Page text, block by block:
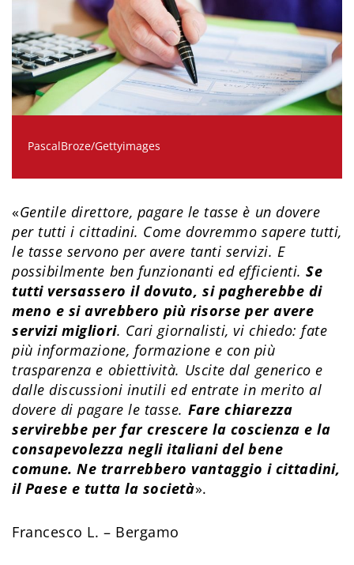
PascalBroze/Gettyimages
«Gentile direttore, pagare le tasse è un dovere
per tutti i cittadini. Come dovremmo sapere tutti,
le tasse servono per avere tanti servizi. E
possibilmente ben funzionanti ed efficienti.Se
tutti versassero il dovuto, si pagherebbe di
meno e si avrebbero più risorse per avere
servizi migliori. Cari giornalisti, vi chiedo: fate
più informazione, formazione e con più
trasparenza e obiettività. Uscite dal generico e
dalle discussioni inutili ed entrate in merito al
dovere di pagare le tasse. Fare chiarezza
servirebbe per far crescere la coscienza e la
consapevolezza negli italiani del bene
comune. Ne trarrebbero vantaggio i cittadini,
il Paese e tutta la società».
Francesco L. – Bergamo